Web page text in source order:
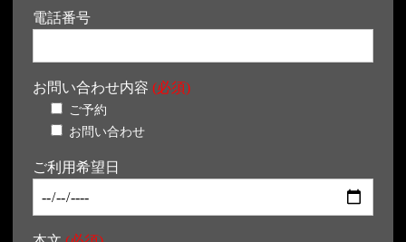
電話番号
お問い合わせ内容 (必須)
ご予約
お問い合わせ
ご利用希望日